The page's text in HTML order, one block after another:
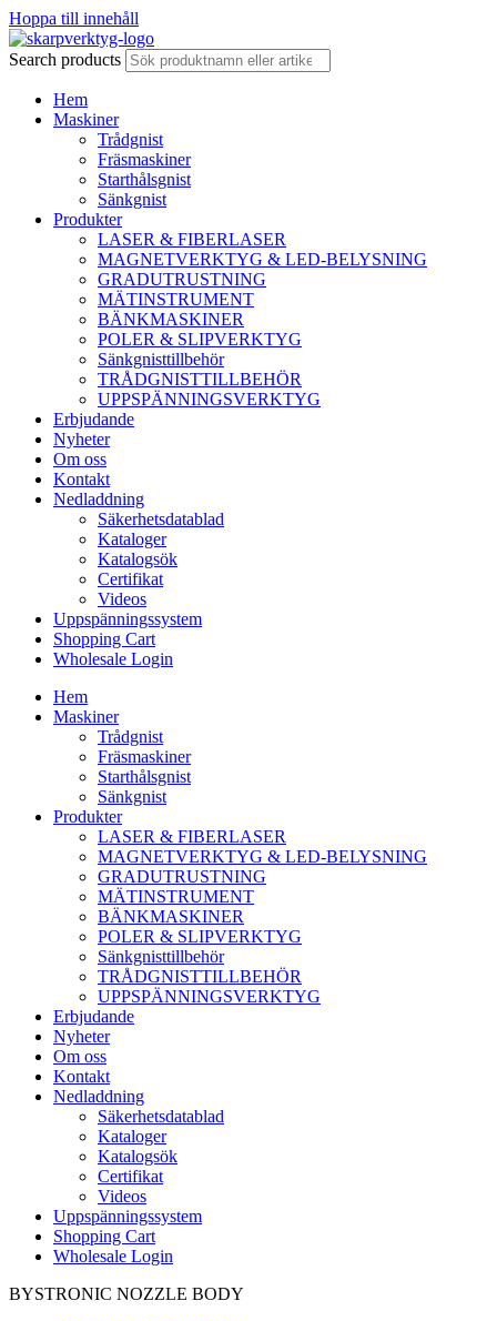
Hoppa till innehåll
Search products
Hem
Maskiner
Trådgnist
Fräsmaskiner
Starthålsgnist
Sänkgnist
Produkter
LASER & FIBERLASER
MAGNETVERKTYG & LED-BELYSNING
GRADUTRUSTNING
MÄTINSTRUMENT
BÄNKMASKINER
POLER & SLIPVERKTYG
Sänkgnisttillbehör
TRÅDGNISTTILLBEHÖR
UPPSPÄNNINGSVERKTYG
Erbjudande
Nyheter
Om oss
Kontakt
Nedladdning
Säkerhetsdatablad
Kataloger
Katalogsök
Certifikat
Videos
Uppspänningssystem
Shopping Cart
Wholesale Login
Hem
Maskiner
Trådgnist
Fräsmaskiner
Starthålsgnist
Sänkgnist
Produkter
LASER & FIBERLASER
MAGNETVERKTYG & LED-BELYSNING
GRADUTRUSTNING
MÄTINSTRUMENT
BÄNKMASKINER
POLER & SLIPVERKTYG
Sänkgnisttillbehör
TRÅDGNISTTILLBEHÖR
UPPSPÄNNINGSVERKTYG
Erbjudande
Nyheter
Om oss
Kontakt
Nedladdning
Säkerhetsdatablad
Kataloger
Katalogsök
Certifikat
Videos
Uppspänningssystem
Shopping Cart
Wholesale Login
BYSTRONIC NOZZLE BODY